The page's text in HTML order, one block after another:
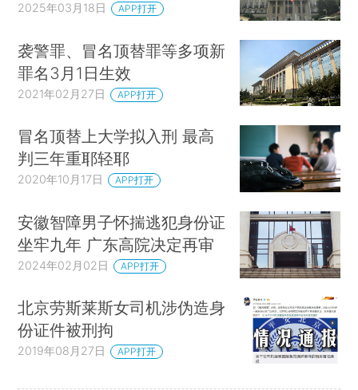
2025年03月18日 APP打开
袭警罪、冒名顶替罪等多项新
罪名3月1日生效
2021年02月27日 APP打开
冒名顶替上大学拟入刑 最高
判三年重耶轻耶
2020年10月17日 APP打开
安徽智障男子怀揣逃犯身份证
坐牢九年 广东高院决定再审
2024年02月02日 APP打开
北京劳斯莱斯女司机涉伪造身
份证件被刑拘
2019年08月27日 APP打开